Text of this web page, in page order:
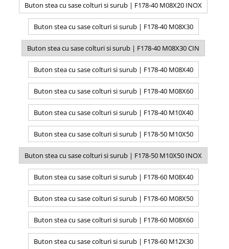
Buton stea cu sase colturi si surub | F178-40 M08X20 INOX
Buton stea cu sase colturi si surub | F178-40 M08X30
Buton stea cu sase colturi si surub | F178-40 M08X30 CIN
Buton stea cu sase colturi si surub | F178-40 M08X40
Buton stea cu sase colturi si surub | F178-40 M08X60
Buton stea cu sase colturi si surub | F178-40 M10X40
Buton stea cu sase colturi si surub | F178-50 M10X50
Buton stea cu sase colturi si surub | F178-50 M10X50 INOX
Buton stea cu sase colturi si surub | F178-60 M08X40
Buton stea cu sase colturi si surub | F178-60 M08X50
Buton stea cu sase colturi si surub | F178-60 M08X60
Buton stea cu sase colturi si surub | F178-60 M12X30